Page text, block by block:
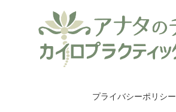
プライバシーポリシー